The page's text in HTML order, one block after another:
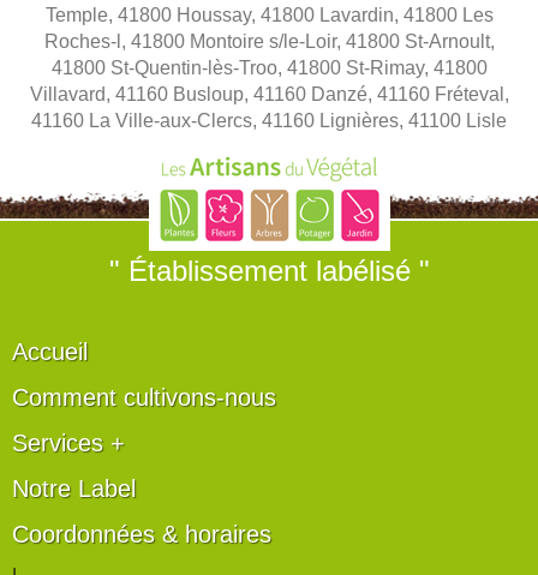
Temple, 41800 Houssay, 41800 Lavardin, 41800 Les
Roches-l, 41800 Montoire s/le-Loir, 41800 St-Arnoult,
41800 St-Quentin-lès-Troo, 41800 St-Rimay, 41800
Villavard, 41160 Busloup, 41160 Danzé, 41160 Fréteval,
41160 La Ville-aux-Clercs, 41160 Lignières, 41100 Lisle
" Établissement labélisé "
Accueil
Comment cultivons-nous
Services +
Notre Label
Coordonnées & horaires